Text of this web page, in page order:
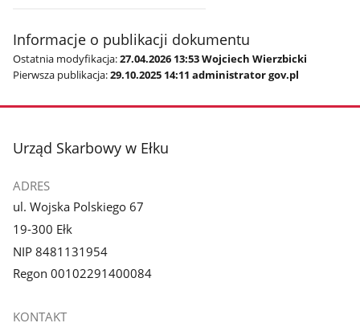
Informacje o publikacji dokumentu
Ostatnia modyfikacja:27.04.2026 13:53 Wojciech Wierzbicki
Pierwsza publikacja:29.10.2025 14:11 administrator gov.pl
stopka
Urząd Skarbowy w Ełku
ADRES
ul. Wojska Polskiego 67
19-300 Ełk
NIP 8481131954
Regon 00102291400084
KONTAKT